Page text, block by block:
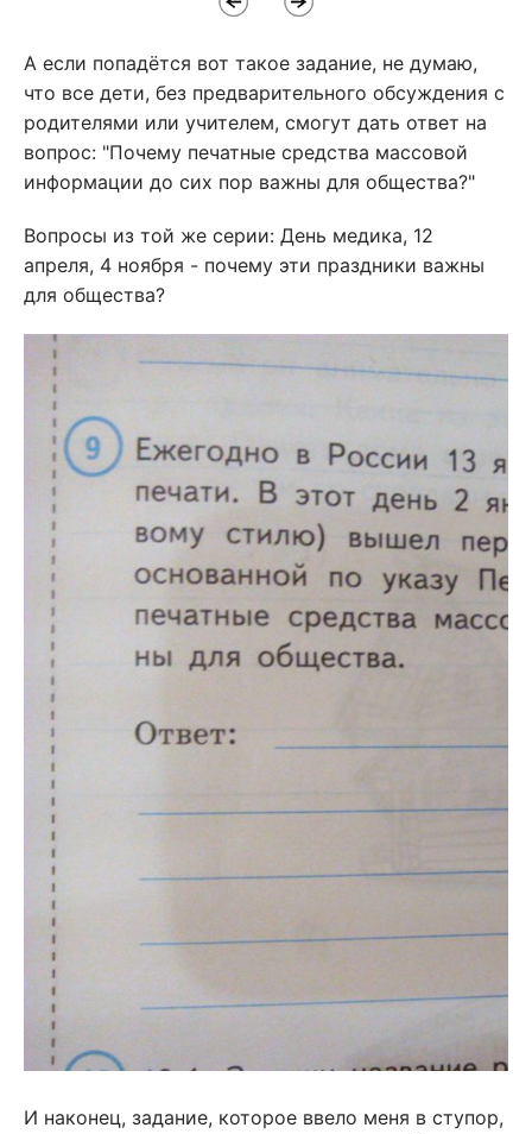
А если попадётся вот такое задание, не думаю,
что все дети, без предварительного обсуждения с
родителями или учителем, смогут дать ответ на
вопрос: "Почему печатные средства массовой
информации до сих пор важны для общества?"
Вопросы из той же серии: День медика, 12
апреля, 4 ноября - почему эти праздники важны
для общества?
И наконец, задание, которое ввело меня в ступор,